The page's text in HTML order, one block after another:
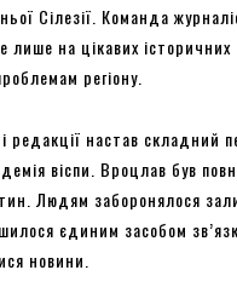
Сілезії. Команда
лише на цікавих історичних
регіону.
редакції настав складний
віспи. Вроцлав був
Людям заборонялося
єдиним засобом
новини.